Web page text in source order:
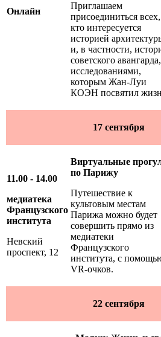
Онлайн
Приглашаем
присоединиться всех,
кто интересуется
историей
и, в частности,
советского авангарда,
исследованиями,
которым Жан-Луи
КОЭН посвятил
17 сентября
11.00 - 14.00
медиатека
Французского
института
Невский
проспект, 12
Виртуальные
по Парижу
Путешествие к
культовым местам
Парижа можно будет
совершить прямо из
медиатеки
Французского
института, с
VR-очков.
22 сентября